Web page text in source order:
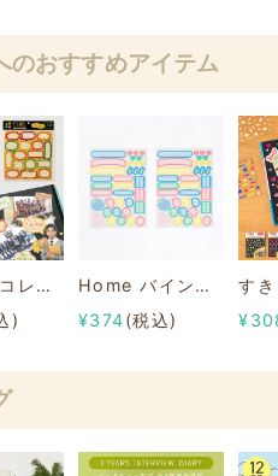
のおすすめアイテム
4YOU デコレーション メッセージシール
)
Home バインダーアルバム デコレーションシール
¥374(税込)